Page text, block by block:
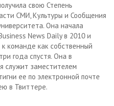
свою Степень
СМИ, Культуры и Сообщения
Она начала
News Daily в 2010 и
команде как собственный
года спустя. Она в
служит заместителем
ее по электронной почте
в Твиттере.